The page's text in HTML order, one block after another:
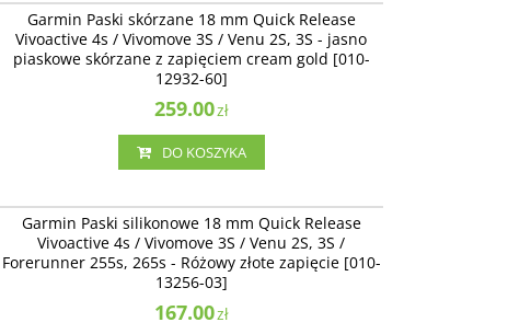
Garmin Paski skórzane 18 mm Quick Release
Vivoactive 4s / Vivomove 3S / Venu 2S, 3S - jasno
piaskowe skórzane z zapięciem cream gold [010-
12932-60]
259.00zł
DO KOSZYKA
Garmin Paski silikonowe 18 mm Quick Release
Vivoactive 4s / Vivomove 3S / Venu 2S, 3S /
Forerunner 255s, 265s - Różowy złote zapięcie [010-
13256-03]
167.00zł